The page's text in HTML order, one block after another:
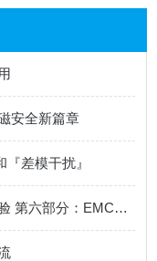
安全新篇章
差模干扰』
车载电气及电子产品 环境条件与试验 第六部分：EMC要求